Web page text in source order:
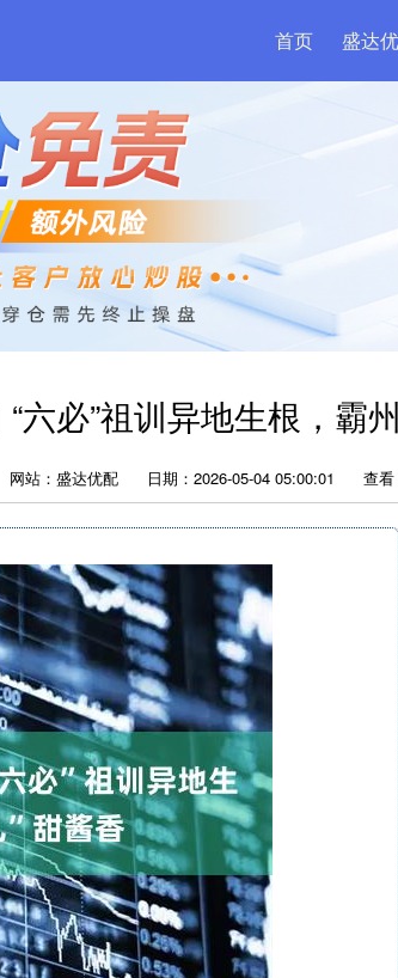
首页 盛达
必”祖训异地生根，霸
网站：盛达优配 日期：2026-05-04 05:00:01 查